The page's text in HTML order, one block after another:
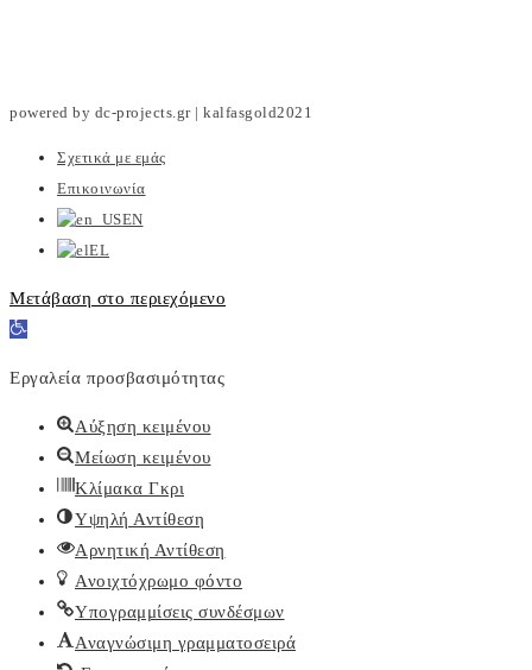
powered by dc-projects.gr | kalfasgold2021
Σχετικά με εμάς
Επικοινωνία
EN
EL
Μετάβαση στο περιεχόμενο
Ανοίξτε
γραμμή
εργαλείων
Εργαλεία προσβασιμότητας
Αύξηση κειμένου
Μείωση κειμένου
Κλίμακα Γκρι
Υψηλή Αντίθεση
Αρνητική Αντίθεση
Ανοιχτόχρωμο φόντο
Υπογραμμίσεις συνδέσμων
Αναγνώσιμη γραμματοσειρά